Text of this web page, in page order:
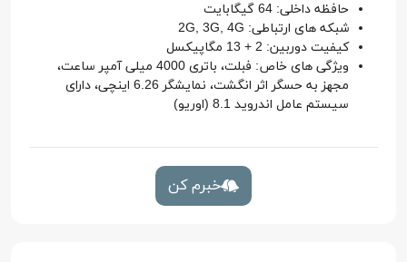
حافظه داخلی: 64 گیگابایت
شبکه های ارتباطی: 2G, 3G, 4G
کیفیت دوربین: 2 + 13 مگاپیکسل
ویژگی های خاص: فبلت، باتری 4000 میلی آمپر ساعت،
مجهز به حسگر اثر انگشت، نمایشگر 6.26 اینچی، دارای
سیستم عامل اندروید 8.1 (اوریو)
خبرم کن